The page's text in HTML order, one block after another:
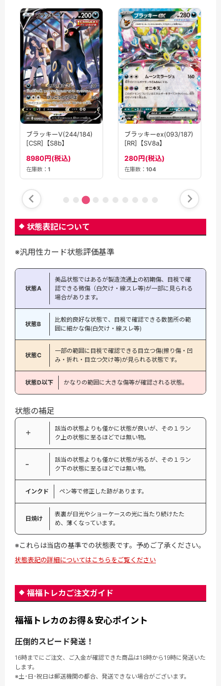
ブラッキーV(244/184)
[CSR]【S8b】
8980円(税込)
在庫数： 1
ブラッキーex(093/187)
[RR]【SV8a】
280円(税込)
在庫数： 104
状態表記について
※汎用性カード状態評価基準
状態A
美品状態ではあるが製造流通上の初期傷、目視で確
認できる微傷（白欠け・線スレ等)が一部に見られる
場合があります。
状態B
比較的良好な状態で、目視で確認できる数箇所の範
囲に細かな傷(白欠け・線スレ等)
状態C
一部の範囲に目視で確認できる目立つ傷(擦り傷・凹
み・折れ・目立つ欠け等)が見られる状態です。
状態D以下 かなりの範囲に大きな傷等が確認される状態。
状態の補足
＋
該当の状態よりも僅かに状態が良いが、その１ラン
ク上の状態に至るほどでは無い物。
−
該当の状態よりも僅かに状態が劣るが、その１ラン
ク下の状態に至るほどでは無い物。
インクド ペン等で修正した跡があります。
日焼け
表裏が日光やショーケースの光に当たり続けたた
め、薄くなっています。
※これらは当店の基準での状態表です。予めご了承ください。
状態表記の詳細についてはこちらをご覧ください
福福トレカご注文ガイド
福福トレカのお得＆安心ポイント
圧倒的スピード発送！
16時までにご注文、ご入金が確認できた商品は18時から19時に発送いた
します。
※土･日･祝日は郵送機関の都合、発送できない場合がございます。